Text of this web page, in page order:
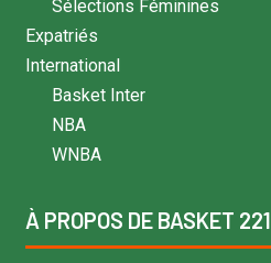
Sélections Féminines
Expatriés
International
Basket Inter
NBA
WNBA
À PROPOS DE BASKET 221